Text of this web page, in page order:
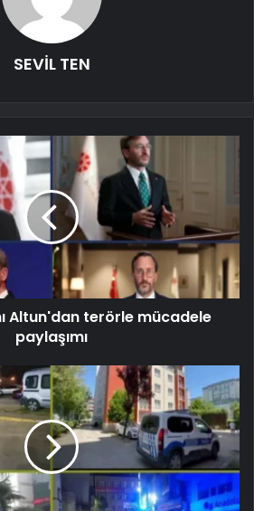
SEVİL TEN
Altun'dan terörle mücadele
paylaşımı